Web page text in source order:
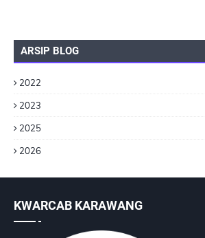
ARSIP BLOG
2022
2023
2025
2026
KWARCAB KARAWANG